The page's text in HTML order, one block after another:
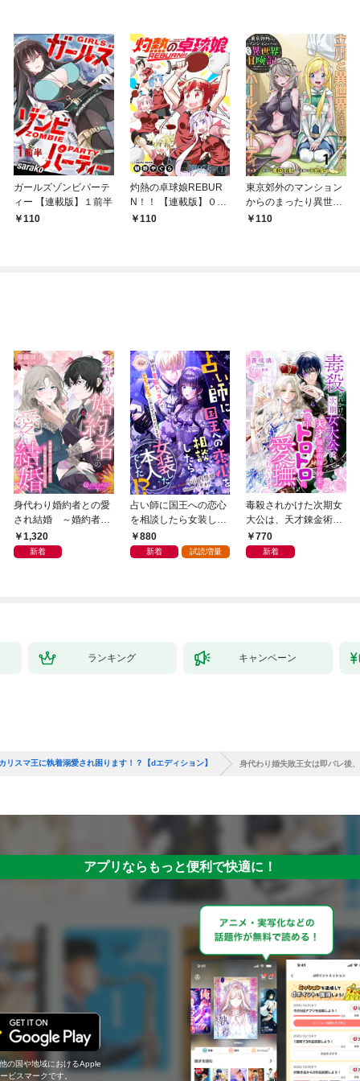
ガールズゾンビパーテ
ィー 【連載版】１前半
110
灼熱の卓球娘REBUR
N！！ 【連載版】０－
①110
東京郊外のマンション
からのまったり異世界
冒険記 ～僕の部屋が
110
身代わり婚約者との愛
され結婚 ～婚約者の
代役で来た彼に甘い愛
を注がれています～
1,320
新着
占い師に国王への恋心
を相談したら女装した
本人でした！？ 秘密
の官能レッスンでとろ
880
新着 試読増量
毒殺されかけた次期女
大公は、天才錬金術師
の妙薬で一晩中トロト
ロに愛撫されています
770
新着
ランキング キャンペーン
スマ王に執着溺愛され困ります！？【dエディション】 身代わり婚失敗王女は即バレ後
アプリならもっと便利で快適に！
の国や地域におけるApple
ビスマークです。